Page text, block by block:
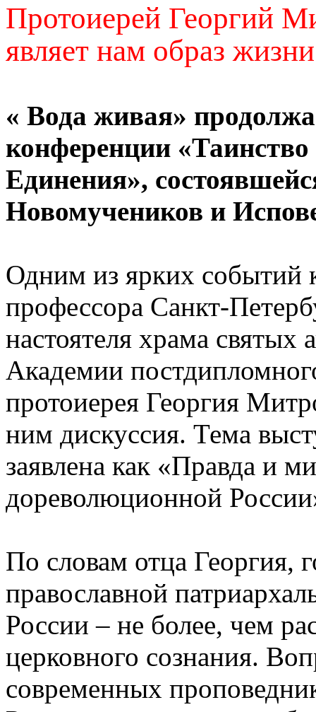
Протоиерей Георгий
являет нам образ
« Вода живая»
конференции
Единения»,
Новомучеников и
Одним из ярких событий
профессора Санкт-
настоятеля храма святых
Академии
протоиерея Георгия
ним дискуссия. Тема
заявлена как «Правда и
дореволюционной
По словам отца Георгия,
православной
России – не более, чем
церковного сознания.
современных